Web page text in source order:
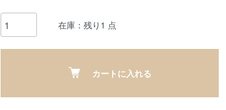
在庫：残り1 点
カートに入れる